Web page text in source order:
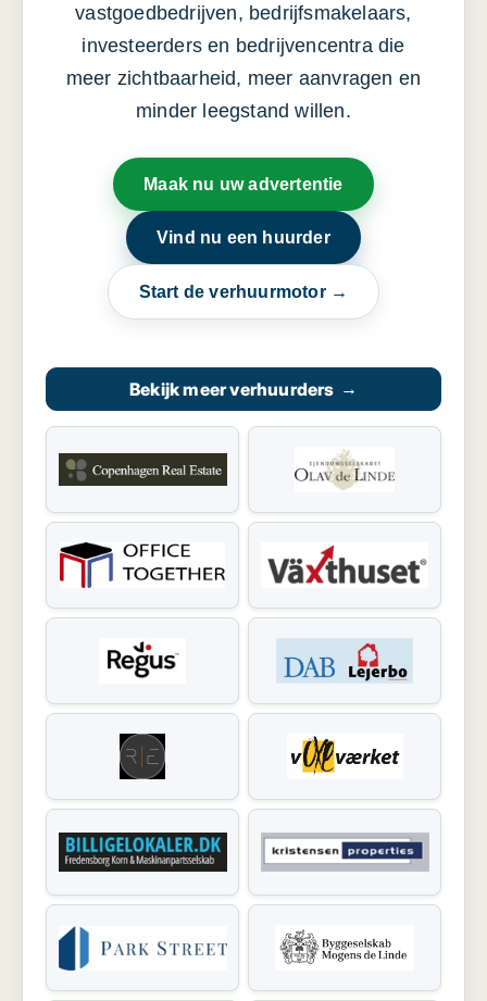
vastgoedbedrijven, bedrijfsmakelaars,
investeerders en bedrijvencentra die
meer zichtbaarheid, meer aanvragen en
minder leegstand willen.
Maak nu uw advertentie
Vind nu een huurder
Start de verhuurmotor →
Bekijk meer verhuurders →